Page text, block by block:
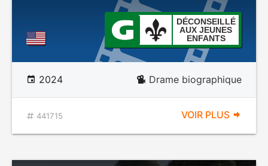
DÉCONSEILLÉ
AUX JEUNES
ENFANTS
2024 Drame biographique
441715 VOIR PLUS